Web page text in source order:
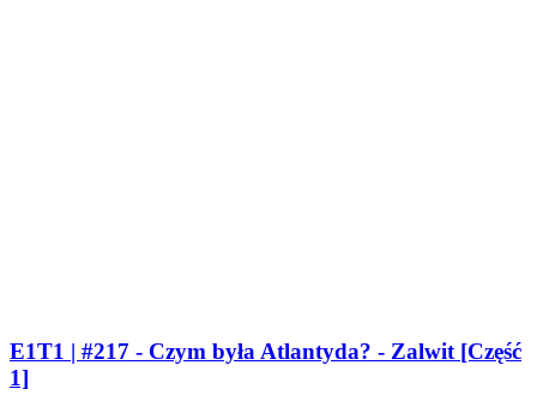
E1T1 | #217 - Czym była Atlantyda? - Zalwit [Część
1]